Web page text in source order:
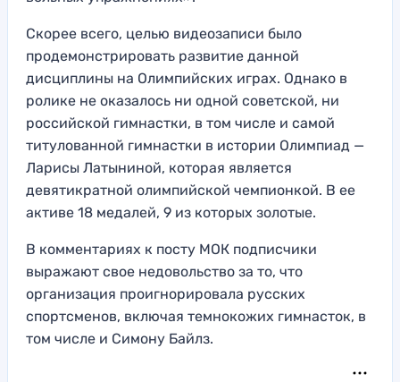
Скорее всего, целью видеозаписи было
продемонстрировать развитие данной
дисциплины на Олимпийских играх. Однако в
ролике не оказалось ни одной советской, ни
российской гимнастки, в том числе и самой
титулованной гимнастки в истории Олимпиад —
Ларисы Латыниной, которая является
девятикратной олимпийской чемпионкой. В ее
активе 18 медалей, 9 из которых золотые.
В комментариях к посту МОК подписчики
выражают свое недовольство за то, что
организация проигнорировала русских
спортсменов, включая темнокожих гимнасток, в
том числе и Симону Байлз.